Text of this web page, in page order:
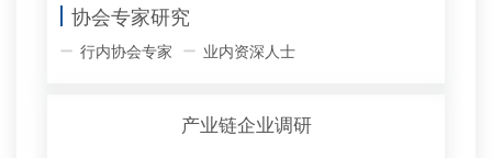
协会专家研究
行内协会专家 业内资深人士
产业链企业调研